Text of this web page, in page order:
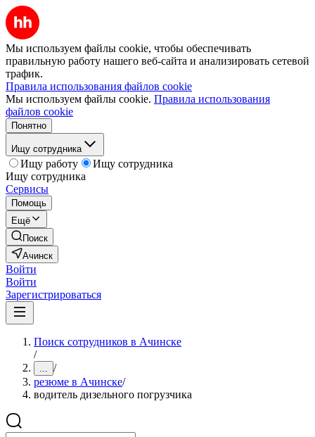
Мы используем файлы cookie, чтобы обеспечивать
правильную работу нашего веб-сайта и анализировать сетевой
трафик.
Правила использования файлов cookie
Мы используем файлы cookie. Правила использования
файлов cookie
Понятно
Ищу сотрудника
Ищу работу
Ищу сотрудника
Ищу сотрудника
Сервисы
Помощь
Ещё
Поиск
Ачинск
Войти
Войти
Зарегистрироваться
Поиск сотрудников в Ачинске
/
... /
резюме в Ачинске/
водитель дизельного погрузчика